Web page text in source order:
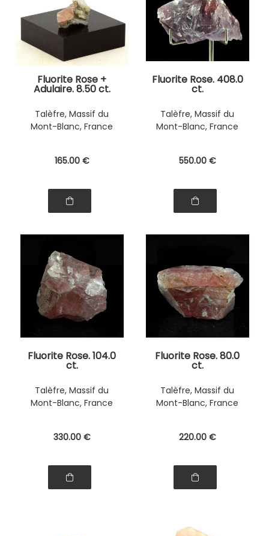
Fluorite Rose +
Adulaire. 8.50 ct.
Talèfre, Massif du
Mont-Blanc, France
165.00 €
Fluorite Rose. 408.0
ct.
Talèfre, Massif du
Mont-Blanc, France
550.00 €
Fluorite Rose. 104.0
ct.
Talèfre, Massif du
Mont-Blanc, France
330.00 €
Fluorite Rose. 80.0
ct.
Talèfre, Massif du
Mont-Blanc, France
220.00 €